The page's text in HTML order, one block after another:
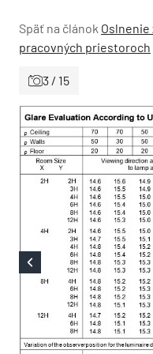
Späť na článok
pracovných priestoroch
3 / 15